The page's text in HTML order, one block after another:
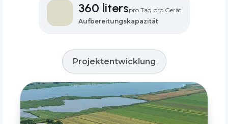
360 literspro Tag pro Gerät
Aufbereitungskapazität
Projektentwicklung